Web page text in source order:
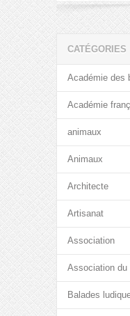
CATÉGORIES
Académie des
Académie
animaux
Animaux
Architecte
Artisanat
Association
Association du
Balades